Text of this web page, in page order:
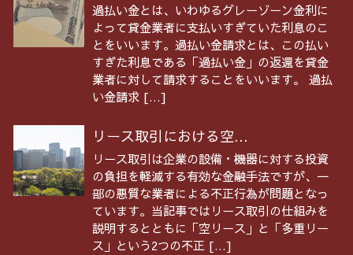
過払い金とは、いわゆるグレーゾーン金利に
よって貸金業者に支払いすぎていた利息のこ
とをいいます。過払い金請求とは、この払い
すぎた利息である「過払い金」の返還を貸金
業者に対して請求することをいいます。 過払
い金請求 […]
リース取引における空...
リース取引は企業の設備・機器に対する投資
の負担を軽減する有効な金融手法ですが、一
部の悪質な業者による不正行為が問題となっ
ています。当記事ではリース取引の仕組みを
説明するとともに「空リース」と「多重リー
ス」という2つの不正 […]